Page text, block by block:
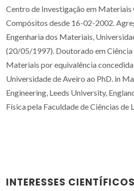
Centro de Investigação em Materiais
Compósitos desde 16-02-2002.
Engenharia dos Materiais,
(20/05/1997). Doutorado em Ciência
Materiais por equivalência
Universidade de Aveiro ao PhD. in
Engineering, Leeds University,
Física pela Faculdade de Ciências de
INTERESSES CIENTÍFICOS